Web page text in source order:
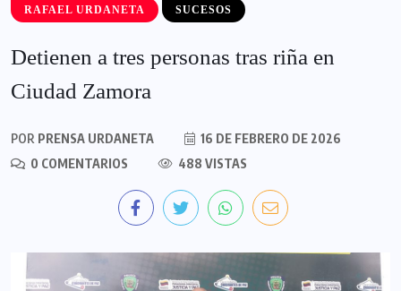
RAFAEL URDANETA SUCESOS
Detienen a tres personas tras riña en
Ciudad Zamora
POR PRENSA URDANETA
16 DE FEBRERO DE 2026
0 COMENTARIOS
488 VISTAS